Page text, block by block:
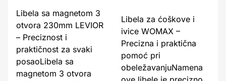
Libela sa magnetom 3
otvora 230mm LEVIOR
– Preciznost i
praktičnost za svaki
posaoLibela sa
magnetom 3 otvora
Libela za ćoškove i
ivice WOMAX –
Precizna i praktična
pomoć pri
obeležavanjuNamena